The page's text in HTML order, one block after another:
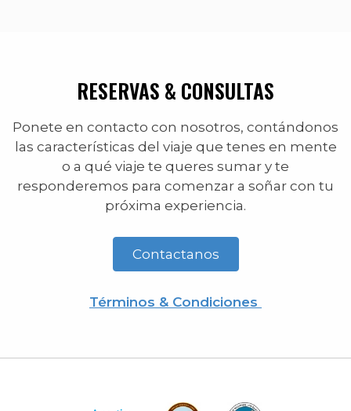
RESERVAS & CONSULTAS
Ponete en contacto con nosotros, contándonos
las características del viaje que tenes en mente
o a qué viaje te queres sumar y te
responderemos para comenzar a soñar con tu
próxima experiencia.
Contactanos
Términos & Condiciones